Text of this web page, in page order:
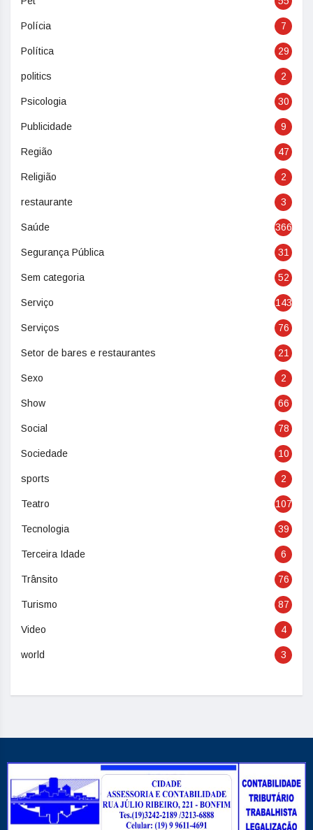
Polícia 7
Política 29
politics 2
Psicologia 30
Publicidade 9
Região 47
Religião 2
restaurante 3
Saúde 366
Segurança Pública 31
Sem categoria 52
Serviço 143
Serviços 76
Setor de bares e restaurantes 21
Sexo 2
Show 66
Social 78
Sociedade 10
sports 2
Teatro 107
Tecnologia 39
Terceira Idade 6
Trânsito 76
Turismo 87
Video 4
world 3